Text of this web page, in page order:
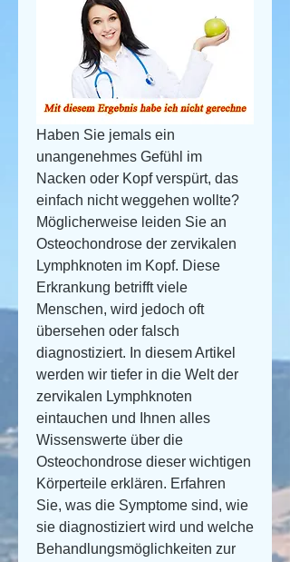
Haben Sie jemals ein
unangenehmes Gefühl im
Nacken oder Kopf verspürt, das
einfach nicht weggehen wollte?
Möglicherweise leiden Sie an
Osteochondrose der zervikalen
Lymphknoten im Kopf. Diese
Erkrankung betrifft viele
Menschen, wird jedoch oft
übersehen oder falsch
diagnostiziert. In diesem Artikel
werden wir tiefer in die Welt der
zervikalen Lymphknoten
eintauchen und Ihnen alles
Wissenswerte über die
Osteochondrose dieser wichtigen
Körperteile erklären. Erfahren
Sie, was die Symptome sind, wie
sie diagnostiziert wird und welche
Behandlungsmöglichkeiten zur